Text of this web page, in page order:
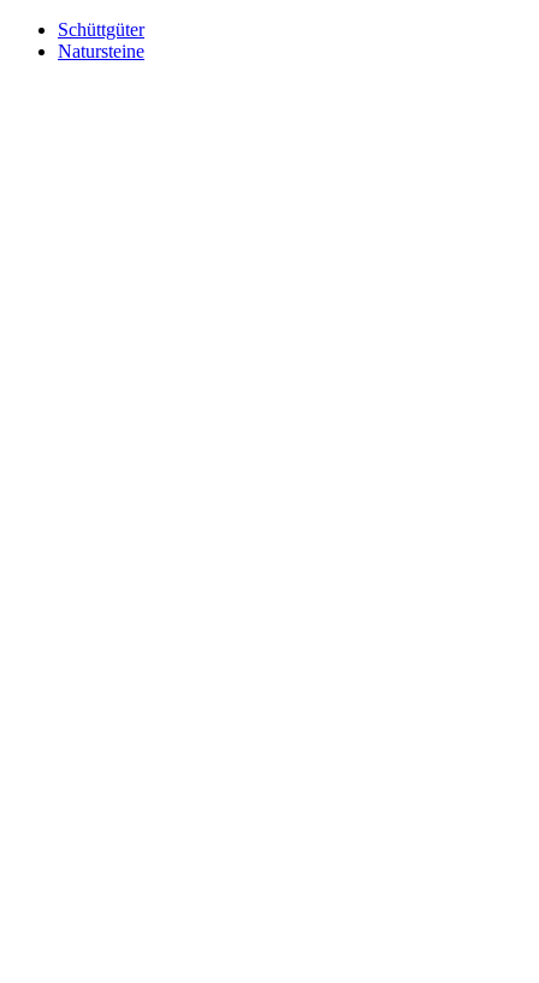
Schüttgüter
Natursteine